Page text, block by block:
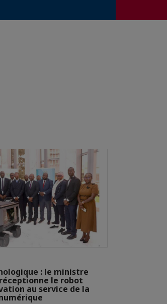
: le ministre
le robot
au service de la